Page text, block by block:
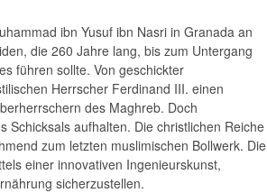
ibn Yusuf ibn Nasri in Granada an
die 260 Jahre lang, bis zum Untergang
führen sollte. Von geschickter
Herrscher Ferdinand III. einen
des Maghreb. Doch
Schicksals aufhalten. Die christlichen Reiche
zum letzten muslimischen Bollwerk. Die
einer innovativen Ingenieurskunst,
sicherzustellen.